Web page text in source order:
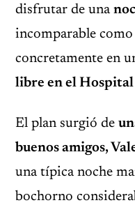
disfrutar de una
incomparable como
concretamente en
libre en el Hospital
El plan surgió de
buenos amigos,
una típica noche
bochorno